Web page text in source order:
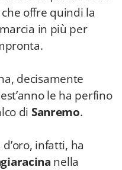
che offre quindi la
in più per
decisamente
le ha perfino
di Sanremo.
d’oro, infatti, ha
nella